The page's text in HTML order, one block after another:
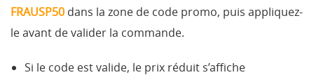
FRAUSP50 dans la zone de code promo, puis appliquez-
le avant de valider la commande.
Si le code est valide, le prix réduit s’affiche